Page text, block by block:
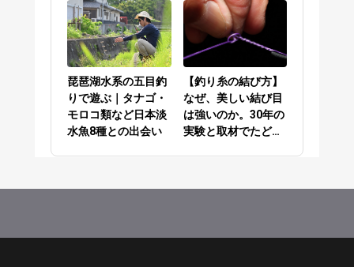
ーの結び方編
琵琶湖水系の五目釣
りで遊ぶ｜タナゴ・
モロコ類など日本淡
水魚8種との出会い
【釣り糸の結び方】
なぜ、美しい結び目
は強いのか。30年の
実験と取材でたどり